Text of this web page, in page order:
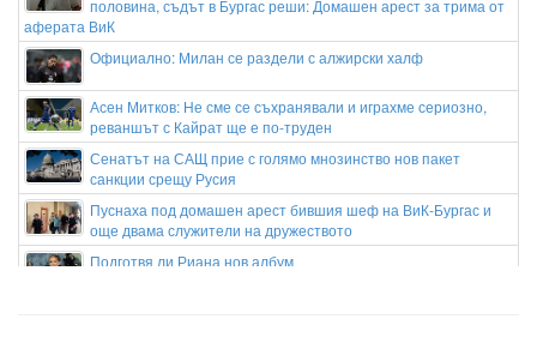
половина, съдът в Бургас реши: Домашен арест за трима от
аферата ВиК
Официално: Милан се раздели с алжирски халф
Асен Митков: Не сме се съхранявали и играхме сериозно,
реваншът с Кайрат ще е по-труден
Сенатът на САЩ прие с голямо мнозинство нов пакет
санкции срещу Русия
Пуснаха под домашен арест бившия шеф на ВиК-Бургас и
още двама служители на дружеството
Подготвя ли Риана нов албум